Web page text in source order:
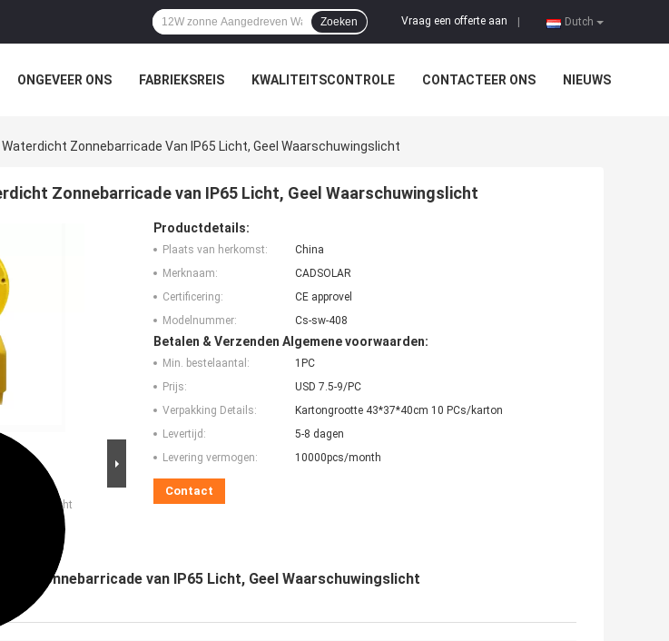
Dutch
Vraag een offerte aan
Zoeken
ONGEVEER ONS FABRIEKSREIS KWALITEITSCONTROLE CONTACTEER ONS NIEUWS
Waterdicht Zonnebarricade Van IP65 Licht, Geel Waarschuwingslicht
Zonnebarricade van IP65 Licht, Geel Waarschuwingslicht
Waterdicht
Geel
Productdetails:
Plaats van herkomst:
China
Merknaam:
CADSOLAR
Certificering:
CE approvel
Modelnummer:
Cs-sw-408
Betalen & Verzenden Algemene voorwaarden:
Min. bestelaantal:
1PC
Prijs:
USD 7.5-9/PC
Verpakking Details:
Kartongrootte 43*37*40cm 10 PCs/karton
Levertijd:
5-8 dagen
Levering vermogen:
10000pcs/month
Contact
Zonnebarricade van IP65 Licht, Geel Waarschuwingslicht